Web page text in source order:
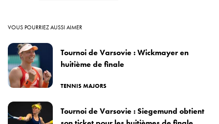
VOUS POURRIEZ AUSSI AIMER
Tournoi de Varsovie : Wickmayer en
huitième de finale
TENNIS MAJORS
Tournoi de Varsovie : Siegemund obtient